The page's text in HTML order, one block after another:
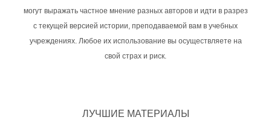
могут выражать частное мнение разных авторов и идти в разрез
с текущей версией истории, преподаваемой вам в учебных
учреждениях. Любое их использование вы осуществляете на
свой страх и риск.
ЛУЧШИЕ МАТЕРИАЛЫ